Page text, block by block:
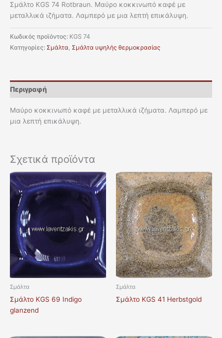
Σμάλτο KGS 74 Rotbraun. Μαύρο κοκκινωπό καφέ με
μεταλλικά ιζήματα. Λαμπερό με μια λεπτή επικάλυψη.
Κωδικός προϊόντος: KGS 74
Κατηγορίες: Σμάλτα, Σμάλτα υψηλής θερμοκρασίας
Περιγραφή
Μαύρο κοκκινωπό καφέ με μεταλλικά ιζήματα. Λαμπερό με
μια λεπτή επικάλυψη.
Σχετικά προϊόντα
Σμάλτα
Σμάλτο KGS 69 Indigo
glanzend
Σμάλτα
Σμάλτο KGS 41 Herbstgold